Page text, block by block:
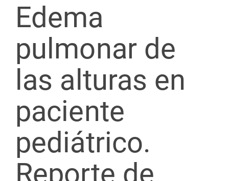
Edema
pulmonar de
las alturas en
paciente
pediátrico.
Reporte de